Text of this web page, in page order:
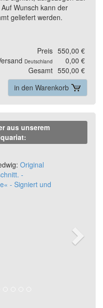
Wunsch kann der
geliefert werden.
Preis 550,00 €
Deutschland
0,00 €
Gesamt 550,00 €
in den Warenkorb
aus unserem
Original
-
- Signiert und